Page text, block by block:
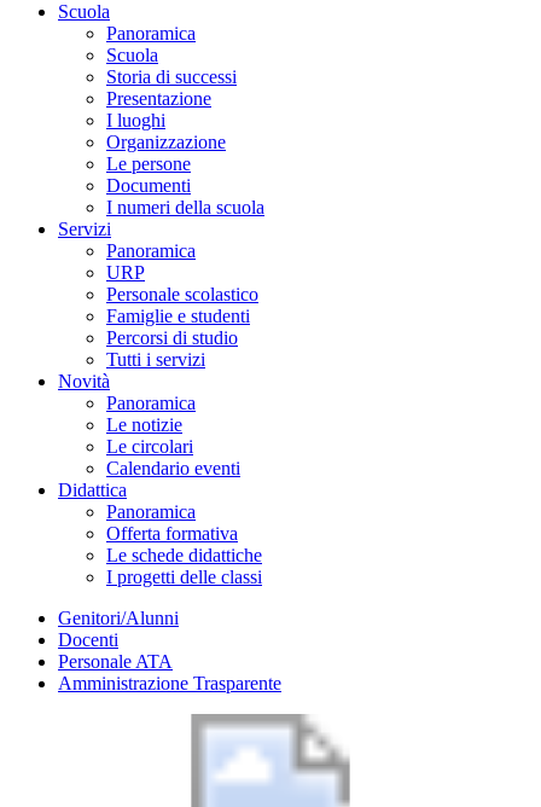
Scuola
Panoramica
Scuola
Storia di successi
Presentazione
I luoghi
Organizzazione
Le persone
Documenti
I numeri della scuola
Servizi
Panoramica
URP
Personale scolastico
Famiglie e studenti
Percorsi di studio
Tutti i servizi
Novità
Panoramica
Le notizie
Le circolari
Calendario eventi
Didattica
Panoramica
Offerta formativa
Le schede didattiche
I progetti delle classi
Genitori/Alunni
Docenti
Personale ATA
Amministrazione Trasparente